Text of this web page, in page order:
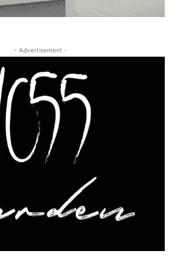
- Advertisement -